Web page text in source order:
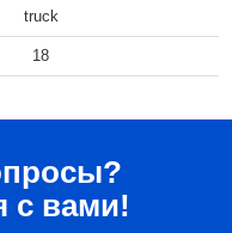
truck
18
с вами!